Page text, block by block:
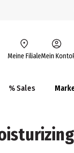
Meine FilialeMein Konto
% Sales